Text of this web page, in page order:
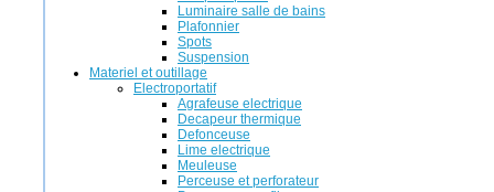
Luminaire salle de bains
Plafonnier
Spots
Suspension
Materiel et outillage
Electroportatif
Agrafeuse electrique
Decapeur thermique
Defonceuse
Lime electrique
Meuleuse
Perceuse et perforateur